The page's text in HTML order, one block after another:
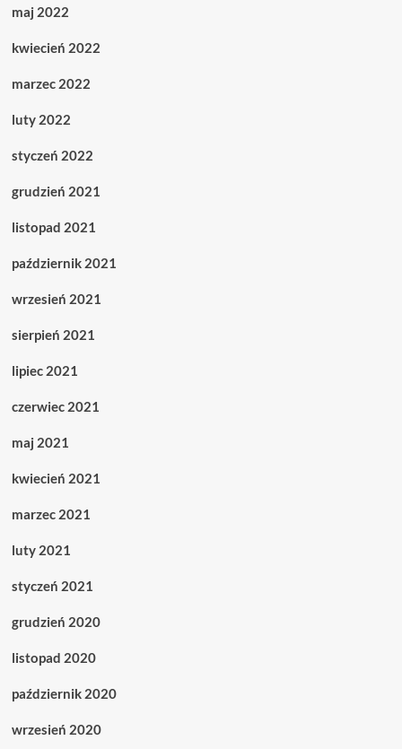
maj 2022
kwiecień 2022
marzec 2022
luty 2022
styczeń 2022
grudzień 2021
listopad 2021
październik 2021
wrzesień 2021
sierpień 2021
lipiec 2021
czerwiec 2021
maj 2021
kwiecień 2021
marzec 2021
luty 2021
styczeń 2021
grudzień 2020
listopad 2020
październik 2020
wrzesień 2020